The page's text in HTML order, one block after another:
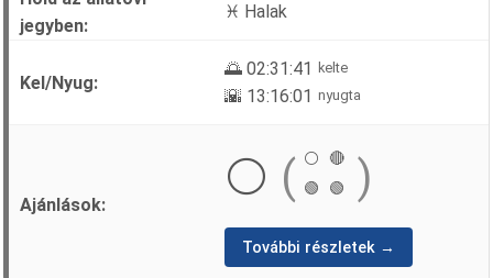
♓ Halak
🌅 02:31:41 kelte
🌇 13:16:01 nyugta
⚪ ( ⚪
🔴
🟢
🟢 )
További részletek →